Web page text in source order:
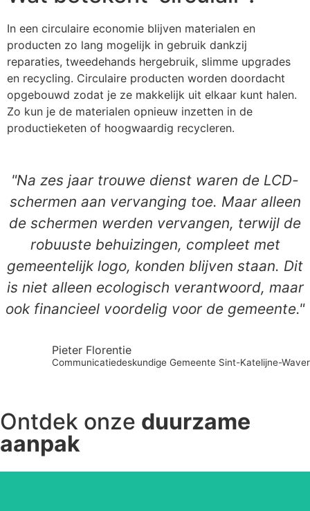
In een circulaire economie blijven materialen en
producten zo lang mogelijk in gebruik dankzij
reparaties, tweedehands hergebruik, slimme upgrades
en recycling. Circulaire producten worden doordacht
opgebouwd zodat je ze makkelijk uit elkaar kunt halen.
Zo kun je de materialen opnieuw inzetten in de
productieketen of hoogwaardig recycleren.
"Na zes jaar trouwe dienst waren de LCD-
schermen aan vervanging toe. Maar alleen
de schermen werden vervangen, terwijl de
robuuste behuizingen, compleet met
gemeentelijk logo, konden blijven staan. Dit
is niet alleen ecologisch verantwoord, maar
ook financieel voordelig voor de gemeente."
Pieter Florentie
Communicatiedeskundige Gemeente Sint-Katelijne-Waver
Ontdek onze duurzame
aanpak